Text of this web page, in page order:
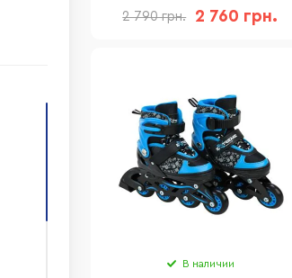
2 790 грн. 2 760 грн.
В наличии